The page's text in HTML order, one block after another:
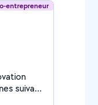
entrepreneur
suivant